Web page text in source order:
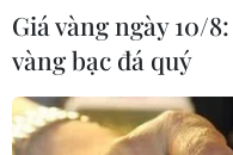
chi phí, nông dân ở
triệu đồng.
Giá vàng ngày 10/
vàng bạc đá quý